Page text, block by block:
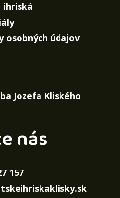
ihriská
osobných údajov
Jozefa Kliského
nás
157